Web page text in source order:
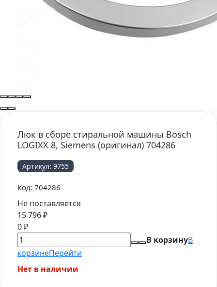
Люк в сборе стиральной машины Bosch
LOGIXX 8, Siemens (оригинал) 704286
Артикул: 9755
Код: 704286
Не поставляется
15 796₽
0₽
В корзинуВ
корзинеПерейти
Нет в наличии